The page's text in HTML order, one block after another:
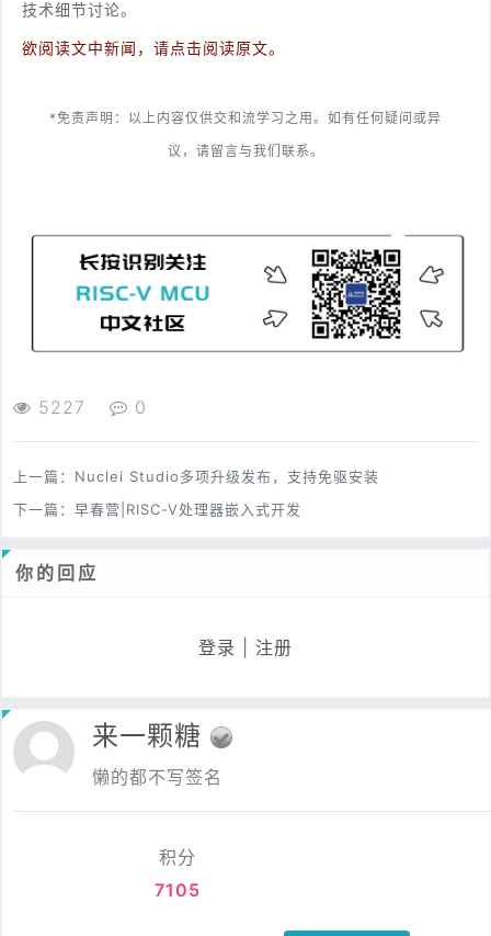
技术细节讨论。
欲阅读文中新闻，请点击阅读原文。
*免责声明：以上内容仅供交和流学习之用。如有任何疑问或异
议，请留言与我们联系。
5227 0
上一篇： Nuclei Studio多项升级发布，支持免驱安装
下一篇： 早春营|RISC-V处理器嵌入式开发
你的回应
登录 注册
来一颗糖
懒的都不写签名
积分
7105